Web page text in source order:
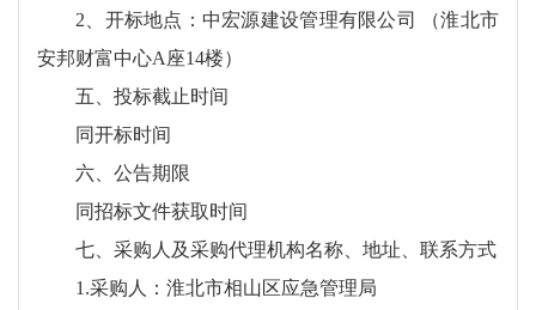
2、开标地点：中宏源建设管理有限公司 （淮北市
安邦财富中心A座14楼）
五、投标截止时间
同开标时间
六、公告期限
同招标文件获取时间
七、采购人及采购代理机构名称、地址、联系方式
1.采购人：淮北市相山区应急管理局